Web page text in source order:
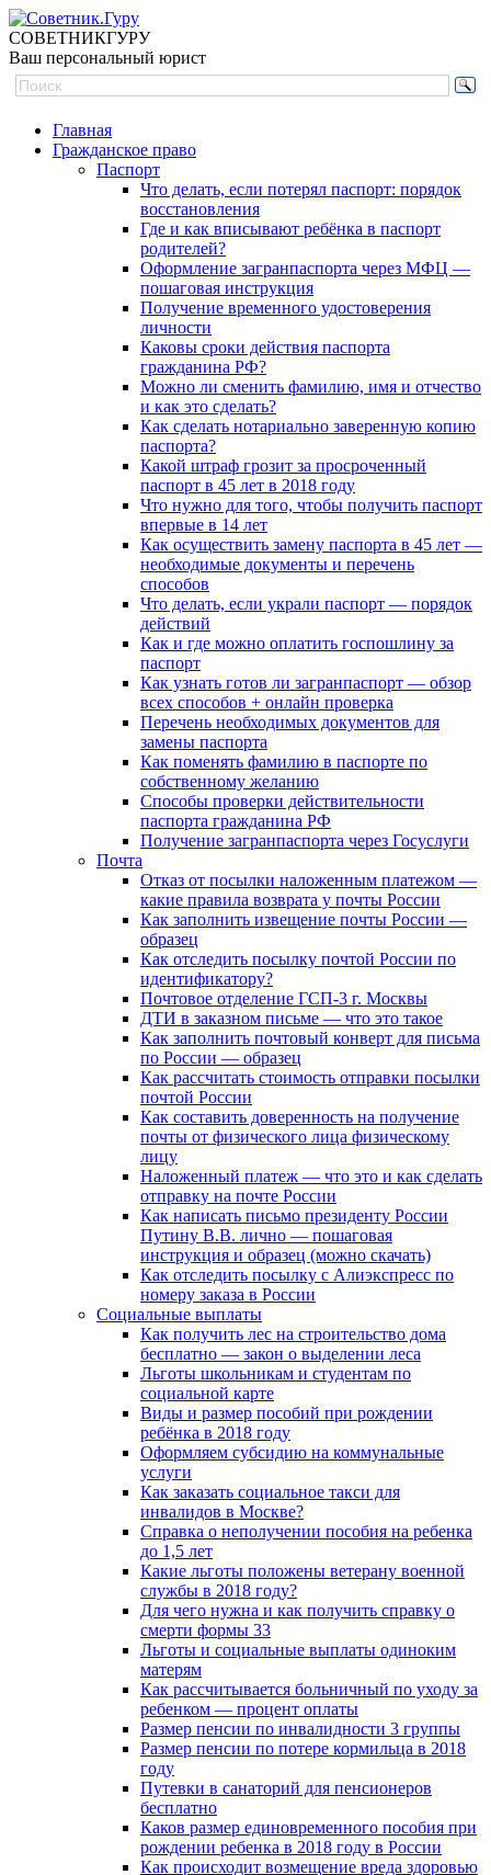
СОВЕТНИКГУРУ
Ваш персональный юрист
Главная
Гражданское право
Паспорт
Что делать, если потерял паспорт: порядок
восстановления
Где и как вписывают ребёнка в паспорт
родителей?
Оформление загранпаспорта через МФЦ —
пошаговая инструкция
Получение временного удостоверения
личности
Каковы сроки действия паспорта
гражданина РФ?
Можно ли сменить фамилию, имя и отчество
и как это сделать?
Как сделать нотариально заверенную копию
паспорта?
Какой штраф грозит за просроченный
паспорт в 45 лет в 2018 году
Что нужно для того, чтобы получить паспорт
впервые в 14 лет
Как осуществить замену паспорта в 45 лет —
необходимые документы и перечень
способов
Что делать, если украли паспорт — порядок
действий
Как и где можно оплатить госпошлину за
паспорт
Как узнать готов ли загранпаспорт — обзор
всех способов + онлайн проверка
Перечень необходимых документов для
замены паспорта
Как поменять фамилию в паспорте по
собственному желанию
Способы проверки действительности
паспорта гражданина РФ
Получение загранпаспорта через Госуслуги
Почта
Отказ от посылки наложенным платежом —
какие правила возврата у почты России
Как заполнить извещение почты России —
образец
Как отследить посылку почтой России по
идентификатору?
Почтовое отделение ГСП-3 г. Москвы
ДТИ в заказном письме — что это такое
Как заполнить почтовый конверт для письма
по России — образец
Как рассчитать стоимость отправки посылки
почтой России
Как составить доверенность на получение
почты от физического лица физическому
лицу
Наложенный платеж — что это и как сделать
отправку на почте России
Как написать письмо президенту России
Путину В.В. лично — пошаговая
инструкция и образец (можно скачать)
Как отследить посылку с Алиэкспресс по
номеру заказа в России
Социальные выплаты
Как получить лес на строительство дома
бесплатно — закон о выделении леса
Льготы школьникам и студентам по
социальной карте
Виды и размер пособий при рождении
ребёнка в 2018 году
Оформляем субсидию на коммунальные
услуги
Как заказать социальное такси для
инвалидов в Москве?
Справка о неполучении пособия на ребенка
до 1,5 лет
Какие льготы положены ветерану военной
службы в 2018 году?
Для чего нужна и как получить справку о
смерти формы 33
Льготы и социальные выплаты одиноким
матерям
Как рассчитывается больничный по уходу за
ребенком — процент оплаты
Размер пенсии по инвалидности 3 группы
Размер пенсии по потере кормильца в 2018
году
Путевки в санаторий для пенсионеров
бесплатно
Каков размер единовременного пособия при
рождении ребенка в 2018 году в России
Как происходит возмещение вреда здоровью